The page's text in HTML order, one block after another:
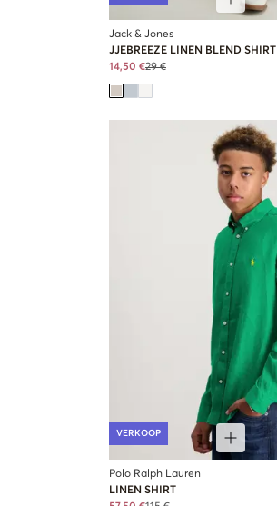
Jack & Jones
JJEBREEZE LINEN BLEND SHIRT
14,50 €29 €
VERKOOP
Polo Ralph Lauren
LINEN SHIRT